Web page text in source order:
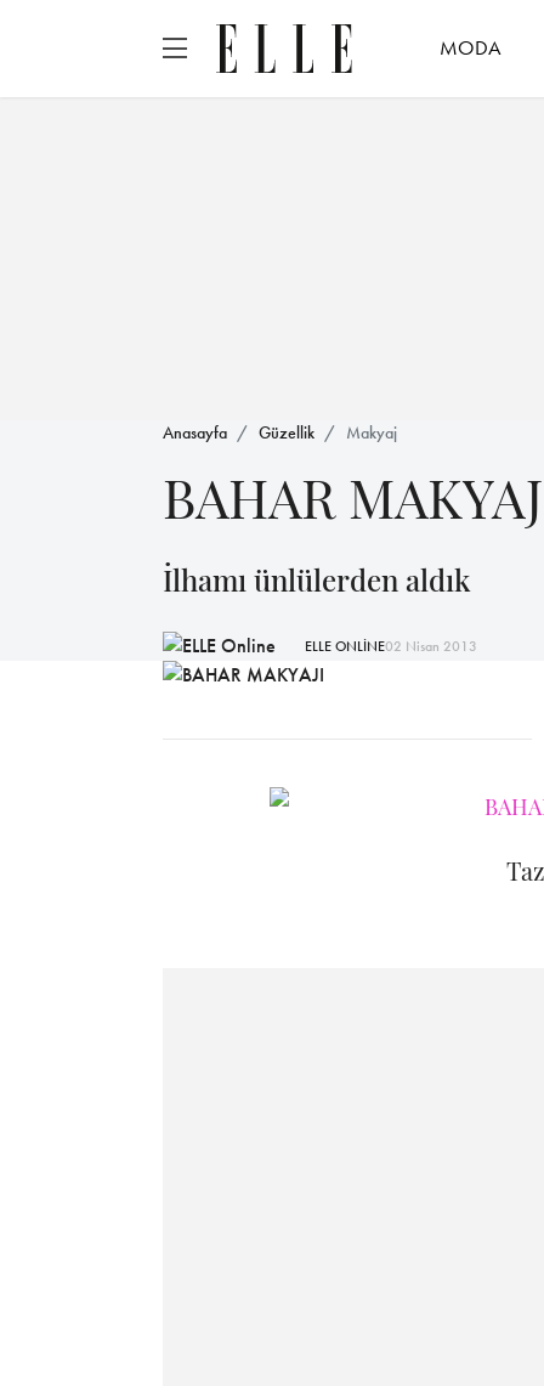
MODA
Anasayfa Güzellik Makyaj
BAHAR
İlhamı ünlülerden aldık
ELLE ONLİNE02 Nisan 2013